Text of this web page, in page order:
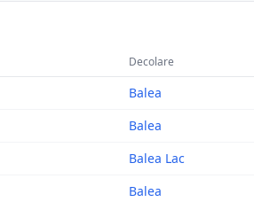
Decolare
Balea
Balea
Balea Lac
Balea